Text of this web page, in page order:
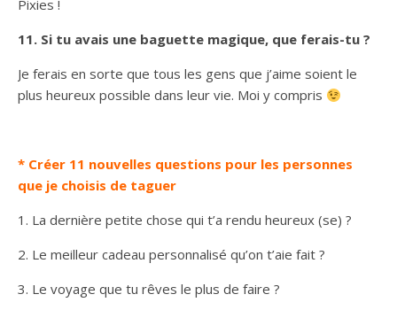
Pixies !
11. Si tu avais une baguette magique, que ferais-tu ?
Je ferais en sorte que tous les gens que j’aime soient le
plus heureux possible dans leur vie. Moi y compris
* Créer 11 nouvelles questions pour les personnes
que je choisis de taguer
1. La dernière petite chose qui t’a rendu heureux (se) ?
2. Le meilleur cadeau personnalisé qu’on t’aie fait ?
3. Le voyage que tu rêves le plus de faire ?